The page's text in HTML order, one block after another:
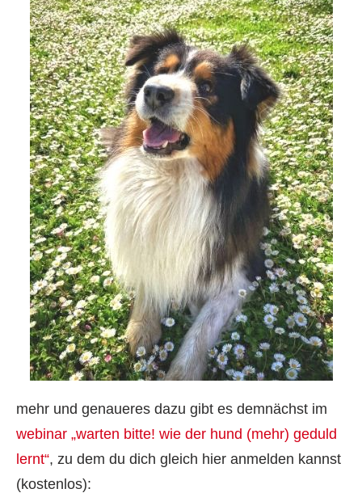
mehr und genaueres dazu gibt es demnächst im
webinar „warten bitte! wie der hund (mehr) geduld
lernt“, zu dem du dich gleich hier anmelden kannst
(kostenlos):